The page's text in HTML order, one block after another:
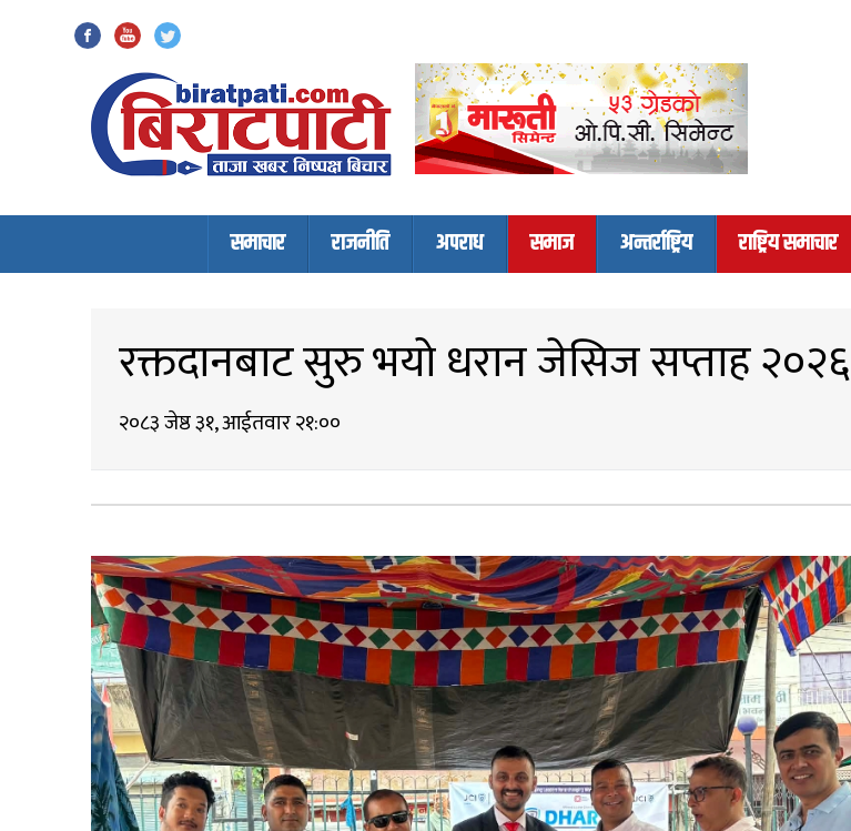
समाचार
राजनीति अपराध समाज अन्तर्राष्ट्रिय राष्ट्रिय समाचार
रक्तदानबाट सुरु भयो धरान जेसिज सप्ताह २०२६
२०८३ जेष्ठ ३१, आईतवार २१:००